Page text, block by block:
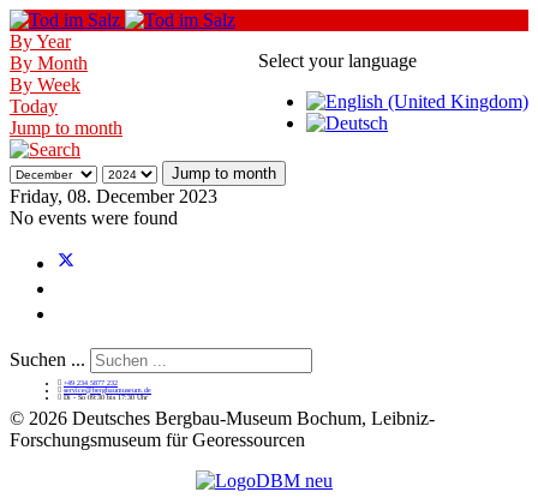
Select your language
By Year
By Month
By Week
Today
Jump to month
Jump to month
Friday, 08. December 2023
No events were found
Suchen ...
+49 234 5877 232
service@bergbaumuseum.de
Di - So 09:30 bis 17:30 Uhr
© 2026 Deutsches Bergbau-Museum Bochum, Leibniz-
Forschungsmuseum für Georessourcen